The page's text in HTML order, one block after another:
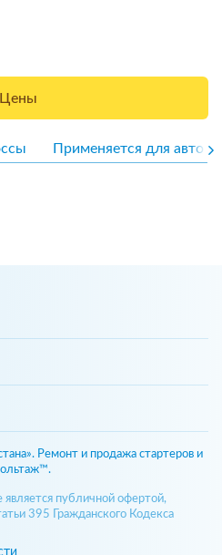
Цены
Применяется для авто
Ремонт и продажа стартеров и
публичной офертой,
395 Гражданского Кодекса